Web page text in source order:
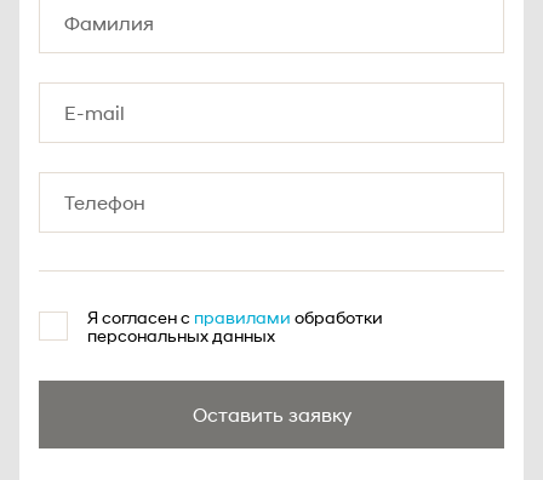
Я согласен с правилами обработки
персональных данных
Оставить заявку